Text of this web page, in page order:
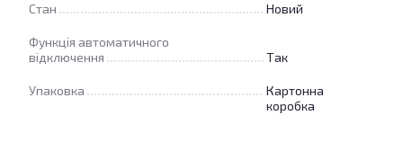
Стан Новий
Функція автоматичного
відключення
Так
Упаковка
Картонна
коробка